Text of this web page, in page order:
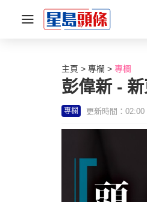
主頁 專欄 專欄
彭偉新 -
專欄 更新時間：